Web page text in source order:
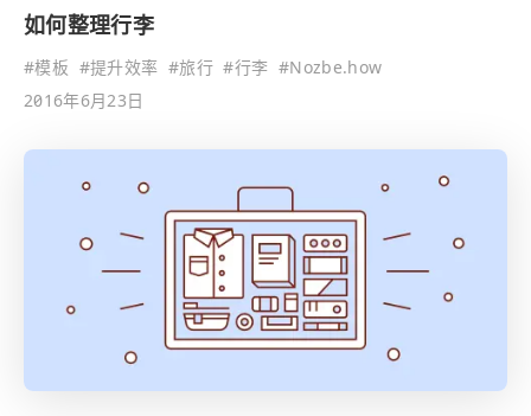
如何整理行李
#模板 #提升效率 #旅行#行李 #Nozbe.how
2016年6月23日